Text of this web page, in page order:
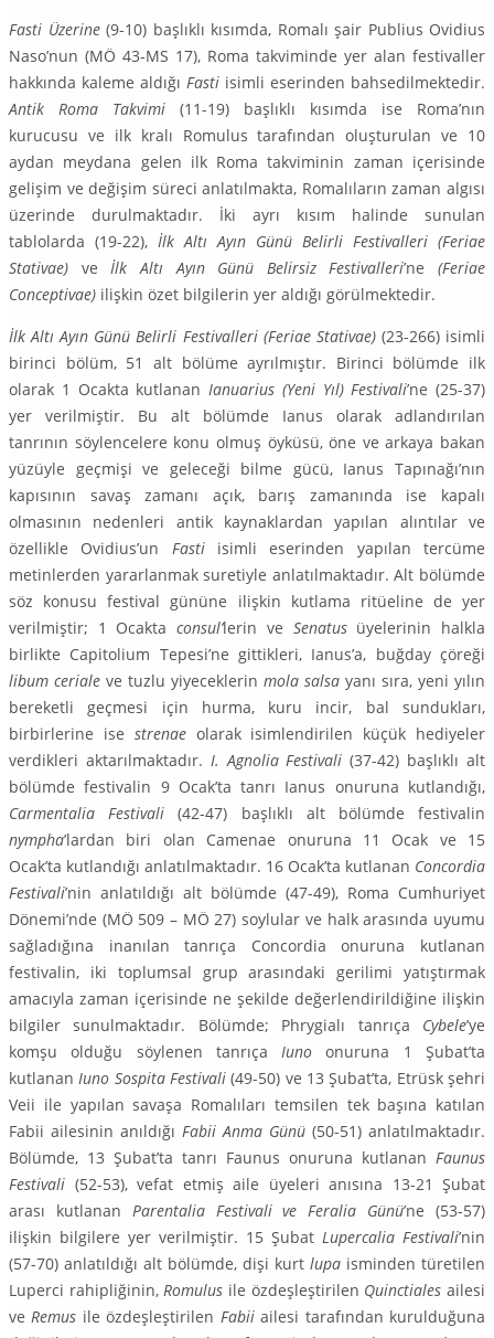
Fasti Üzerine(9-10) başlıklı kısımda, Romalı şair Publius Ovidius
Naso’nun (MÖ 43-MS 17), Roma takviminde yer alan festivaller
hakkında kaleme aldığı Fasti isimli eserinden bahsedilmektedir.
Antik Roma Takvimi (11-19) başlıklı kısımda ise Roma’nın
kurucusu ve ilk kralı Romulus tarafından oluşturulan ve 10
aydan meydana gelen ilk Roma takviminin zaman içerisinde
gelişim ve değişim süreci anlatılmakta, Romalıların zaman algısı
üzerinde durulmakta­dır. İki ayrı kısım halinde sunulan
tablolarda (19-22), İlk Altı Ayın Günü Belirli Festivalleri (Feriae
Stativae) veİlk Altı Ayın Günü Belirsiz Festivalleri’ne (Fe­riae
Conceptivae) ilişkin özet bilgilerin yer aldığı görülmektedir.
İlk Altı Ayın Günü Belirli Festivalleri (Feriae Stativae)(23-266) isimli
birinci bölüm, 51 alt bölüme ayrılmıştır. Birinci bölümde ilk
olarak 1 Ocakta kutlanan Ianuarius (Yeni Yıl) Festivali’ne (25-37)
yer verilmiştir. Bu alt bölümde Ianus olarak adlandırılan
tanrının söylencelere konu olmuş öyküsü, öne ve arkaya bakan
yüzüyle geçmişi ve geleceği bilme gücü, Ianus Tapınağı’nın
kapısının savaş zamanı açık, barış zamanında ise kapalı
olmasının nedenleri antik kay­naklardan yapılan alıntılar ve
özellikle Ovidius’un Fastiisimli eserinden yapı­lan tercüme
metinlerden yararlanmak suretiyle anlatılmaktadır. Alt bölümde
söz konusu festival gününe ilişkin kutlama ritüeline de yer
verilmiştir; 1 Ocaktaconsul’lerin ve Senatusüyelerinin halkla
birlikte Capitolium Tepesi’ne gittikleri, Ianus’a, buğday çöreği
libum ceriale ve tuzlu yiyeceklerin mola salsa yanı sıra, yeni yılın
bereketli geçmesi için hurma, kuru incir, bal sunduk­ları,
birbirlerine ise strenaeolarak isimlendirilen küçük hediyeler
verdikleri aktarılmaktadır. I. Agnolia Festivali (37-42) başlıklı alt
bölümde festivalin 9 Ocak’ta tanrı Ianus onuruna kutlandığı,
Carmentalia Festivali (42-47) başlıklı alt bölümde festivalin
nympha’lardan biri olan Camenae onuruna 11 Ocak ve 15
Ocak’ta kutlandığı anlatılmaktadır. 16 Ocak’ta kutlanan Concordia
Festi­vali’nin anlatıldığı alt bölümde (47-49), Roma Cumhuriyet
Dönemi’nde (MÖ 509 – MÖ 27) soylular ve halk arasında uyumu
sağladığına inanılan tanrıça Concordia onuruna kutlanan
festivalin, iki toplumsal grup arasındaki gerilimi yatıştırmak
amacıyla zaman içerisinde ne şekilde değerlendirildiğine ilişkin
bilgiler sunulmaktadır. Bölümde; Phrygialı tanrıça Cybele’ye
komşu olduğu söylenen tanrıçaIuno onuruna 1 Şubat’ta
kutlananIuno Sospita Festivali (49-50) ve 13 Şubat’ta, Etrüsk şehri
Veii ile yapılan savaşa Romalıları temsilen tek başına katılan
Fabii ailesinin anıldığı Fabii Anma Günü (50-51) anlatılmakta­dır.
Bölümde, 13 Şubat’ta tanrı Faunus onuruna kutlanan Faunus
Festivali (52-53), vefat etmiş aile üyeleri anısına 13-21 Şubat
arası kutlanan Parentalia Festivali ve Feralia Günü’ne (53-57)
ilişkin bilgilere yer verilmiştir. 15 Şubat Lupercalia Festivali’nin
(57-70) anlatıldığı alt bölümde, dişi kurt lupa ismin­den türetilen
Luperci rahipliğinin,Romulus ile özdeşleştirilen Quinctialesai­lesi
veRemus ile özdeşleştirilen Fabiiailesi tarafından kurulduğuna